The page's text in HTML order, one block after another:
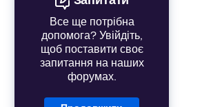
Все ще потрібна
допомога? Увійдіть,
щоб поставити своє
запитання на наших
форумах.